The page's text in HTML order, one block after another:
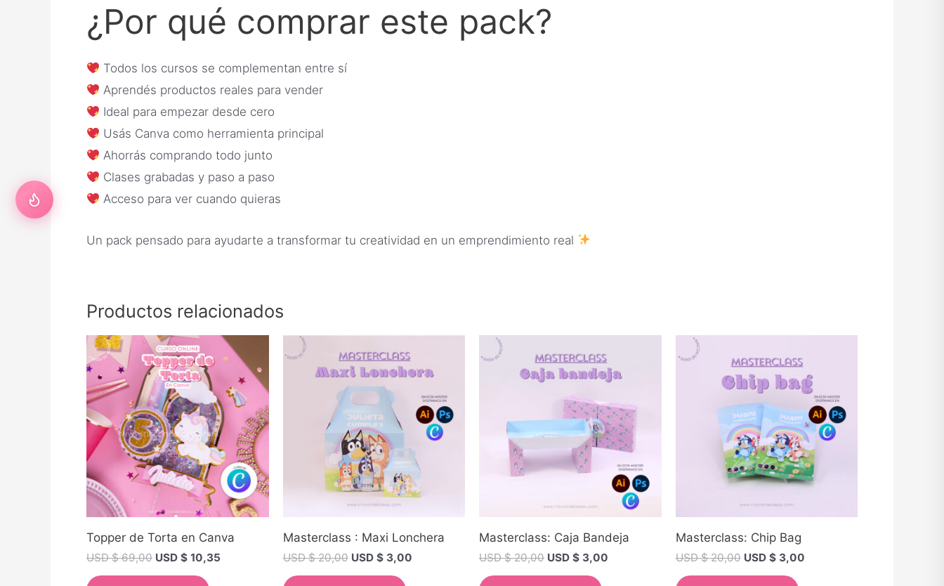
¿Por qué comprar este pack?
Todos los cursos se complementan entre sí
Aprendés productos reales para vender
Ideal para empezar desde cero
Usás Canva como herramienta principal
Ahorrás comprando todo junto
Clases grabadas y paso a paso
Acceso para ver cuando quieras
Un pack pensado para ayudarte a transformar tu creatividad en un emprendimiento real
Productos relacionados
Topper de Torta en Canva
USD $69,00 USD $ 10,35
Masterclass : Maxi Lonchera
USD $20,00 USD $ 3,00
Masterclass: Caja Bandeja
USD $20,00 USD $ 3,00
Masterclass: Chip Bag
USD $20,00 USD $ 3,00